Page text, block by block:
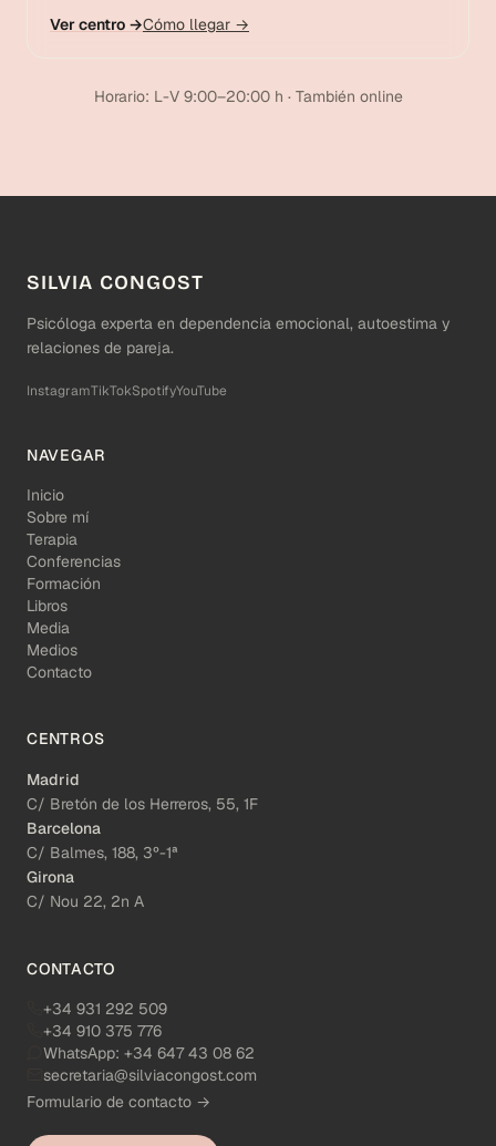
Ver centro →Cómo llegar →
Horario: L-V 9:00–20:00 h · También online
SILVIA CONGOST
Psicóloga experta en dependencia emocional, autoestima y
relaciones de pareja.
InstagramTikTokSpotifyYouTube
NAVEGAR
Inicio
Sobre mí
Terapia
Conferencias
Formación
Libros
Media
Medios
Contacto
CENTROS
Madrid
C/ Bretón de los Herreros, 55, 1F
Barcelona
C/ Balmes, 188, 3º-1ª
Girona
C/ Nou 22, 2n A
CONTACTO
+34 931 292 509
+34 910 375 776
WhatsApp: +34 647 43 08 62
secretaria@silviacongost.com
Formulario de contacto →